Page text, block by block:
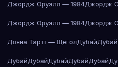
Джордж Оруэлл — 1984Джордж
Джордж Оруэлл — 1984Джордж
Донна Тартт — ЩеголДубайДубай
ДубайДубайДубайДубайДубай